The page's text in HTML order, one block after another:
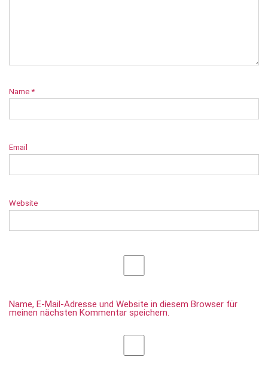
Name *
Email
Website
Name, E-Mail-Adresse und Website in diesem Browser für
meinen nächsten Kommentar speichern.